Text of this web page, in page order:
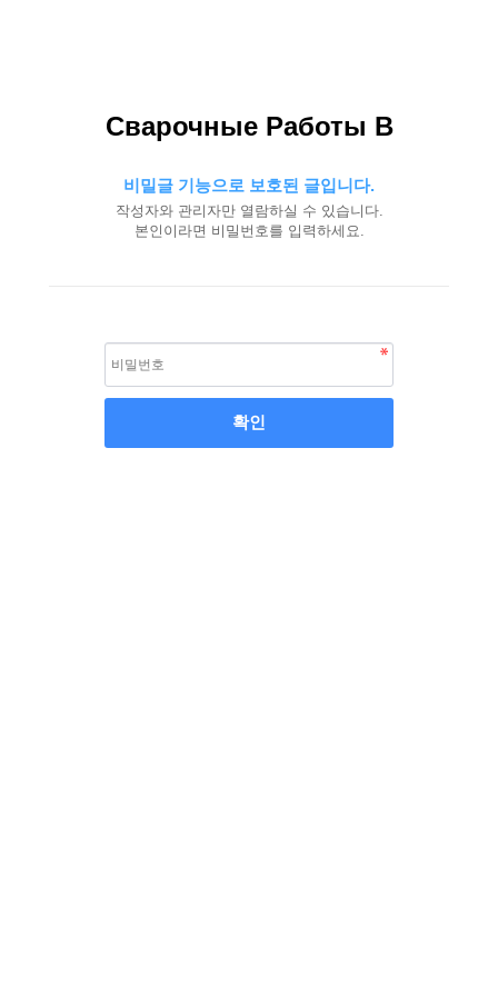
Сварочные Работы В
비밀글 기능으로 보호된 글입니다.
작성자와 관리자만 열람하실 수 있습니다.
본인이라면 비밀번호를 입력하세요.